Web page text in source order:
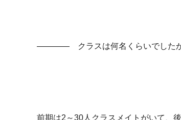
―――― クラスは何名くらいでしたか
前期は2～30人クラスメイトがいて、